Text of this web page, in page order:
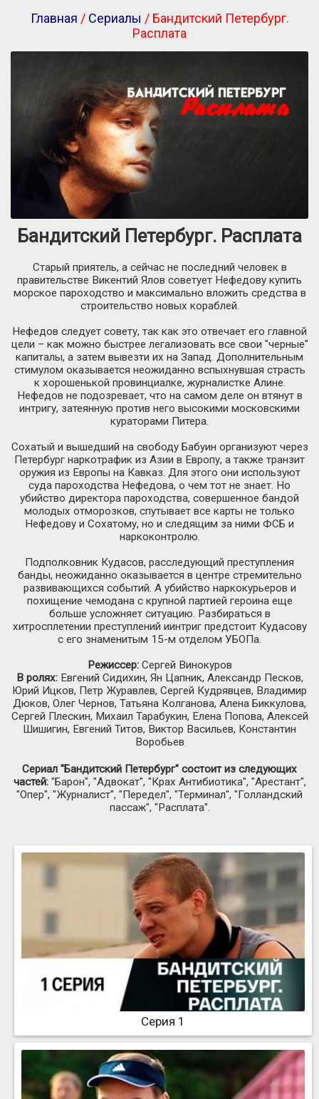
Главная / Сериалы / Бандитский Петербург.
Расплата
Бандитский Петербург. Расплата
Старый приятель, а сейчас не последний человек в
правительстве Викентий Ялов советует Нефедову купить
морское пароходство и максимально вложить средства в
строительство новых кораблей.
Нефедов следует совету, так как это отвечает его главной
цели – как можно быстрее легализовать все свои "черные"
капиталы, а затем вывезти их на Запад. Дополнительным
стимулом оказывается неожиданно вспыхнувшая страсть
к хорошенькой провинциалке, журналистке Алине.
Нефедов не подозревает, что на самом деле он втянут в
интригу, затеянную против него высокими московскими
кураторами Питера.
Сохатый и вышедший на свободу Бабуин организуют через
Петербург наркотрафик из Азии в Европу, а также транзит
оружия из Европы на Кавказ. Для этого они используют
суда пароходства Нефедова, о чем тот не знает. Но
убийство директора пароходства, совершенное бандой
молодых отморозков, спутывает все карты не только
Нефедову и Сохатому, но и следящим за ними ФСБ и
наркоконтролю.
Подполковник Кудасов, расследующий преступления
банды, неожиданно оказывается в центре стремительно
развивающихся событий. А убийство наркокурьеров и
похищение чемодана с крупной партией героина еще
больше усложняет ситуацию. Разбираться в
хитросплетении преступлений иинтриг предстоит Кудасову
с его знаменитым 15-м отделом УБОПа.
Режиссер:Сергей Винокуров
В ролях:Евгений Сидихин, Ян Цапник, Александр Песков,
Юрий Ицков, Петр Журавлев, Сергей Кудрявцев, Владимир
Дюков, Олег Чернов, Татьяна Колганова, Алена Биккулова,
Сергей Плескин, Михаил Тарабукин, Елена Попова, Алексей
Шишигин, Евгений Титов, Виктор Васильев, Константин
Воробьев
Сериал "Бандитский Петербург" состоит из следующих
частей:"Барон", "Адвокат", "Крах Антибиотика", "Арестант",
"Опер", "Журналист", "Передел", "Терминал", "Голландский
пассаж", "Расплата".
Серия 1